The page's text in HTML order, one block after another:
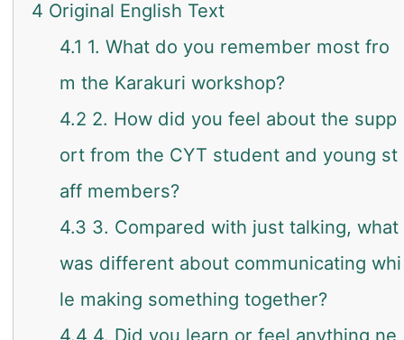
4 Original English Text
4.1 1. What do you remember most fro
m the Karakuri workshop?
4.2 2. How did you feel about the supp
ort from the CYT student and young st
aff members?
4.3 3. Compared with just talking, what
was different about communicating whi
le making something together?
4.4 4. Did you learn or feel anything ne